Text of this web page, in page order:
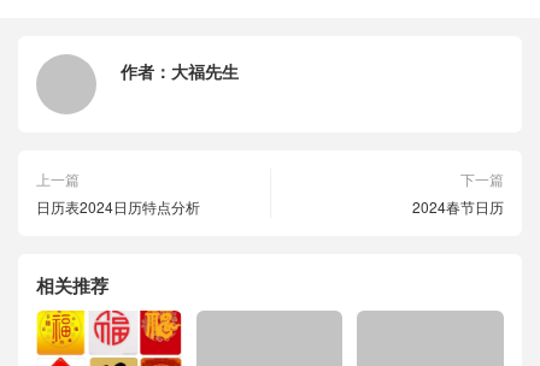
作者： 大福先生
上一篇
日历表2024日历特点分析
下一篇
2024春节日历
相关推荐